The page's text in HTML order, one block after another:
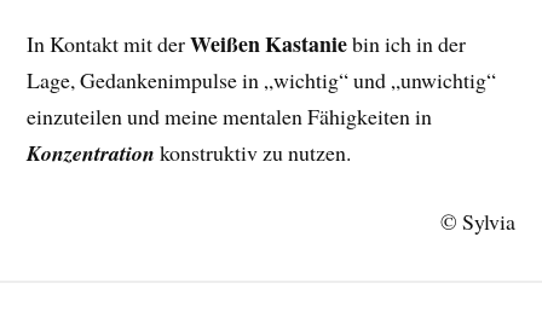
In Kontakt mit derWeißen Kastaniebin ich in der
Lage, Gedankenimpulse in „wichtig“ und „unwichtig“
einzuteilen und meine mentalen Fähigkeiten in
Konzentration konstruktiv zu nutzen.
© Sylvia